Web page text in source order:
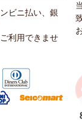
ビニ払い、銀
利用できませ